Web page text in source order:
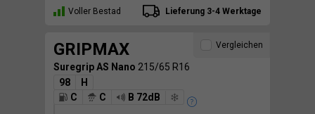
Voller Bestad Lieferung 3-4 Werktage
GRIPMAX
Suregrip AS Nano 215/65 R16
98
H
C
C B 72dB
Vergleichen